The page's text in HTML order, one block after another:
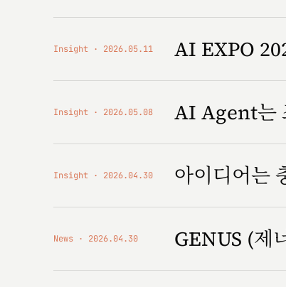
Insight 2026.05.11 AI EXPO
Insight 2026.05.08 AI Agent는
Insight 2026.04.30 아이디어는
News 2026.04.30 GENUS (제